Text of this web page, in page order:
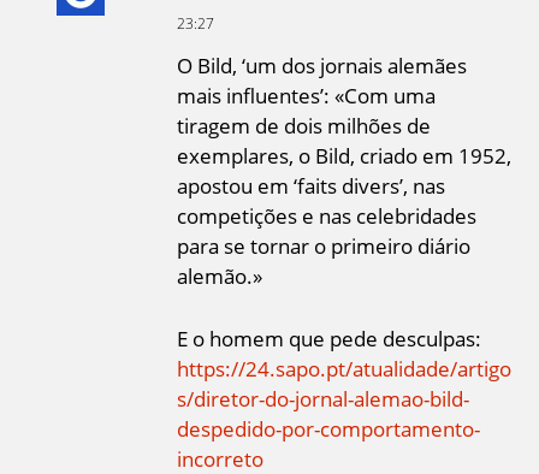
23:27
O Bild, ‘um dos jornais alemães
mais influentes’: «Com uma
tiragem de dois milhões de
exemplares, o Bild, criado em 1952,
apostou em ‘faits divers’, nas
competições e nas celebridades
para se tornar o primeiro diário
alemão.»
E o homem que pede desculpas:
https://24.sapo.pt/atualidade/artigo
s/diretor-do-jornal-alemao-bild-
despedido-por-comportamento-
incorreto